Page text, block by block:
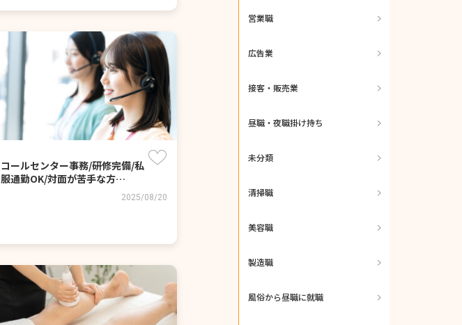
コールセンター事務/研修完備/私
服通勤OK/対面が苦手な方…
2025/08/20
営業職
広告業
接客・販売業
昼職・夜職掛け持ち
未分類
清掃職
美容職
製造職
風俗から昼職に就職